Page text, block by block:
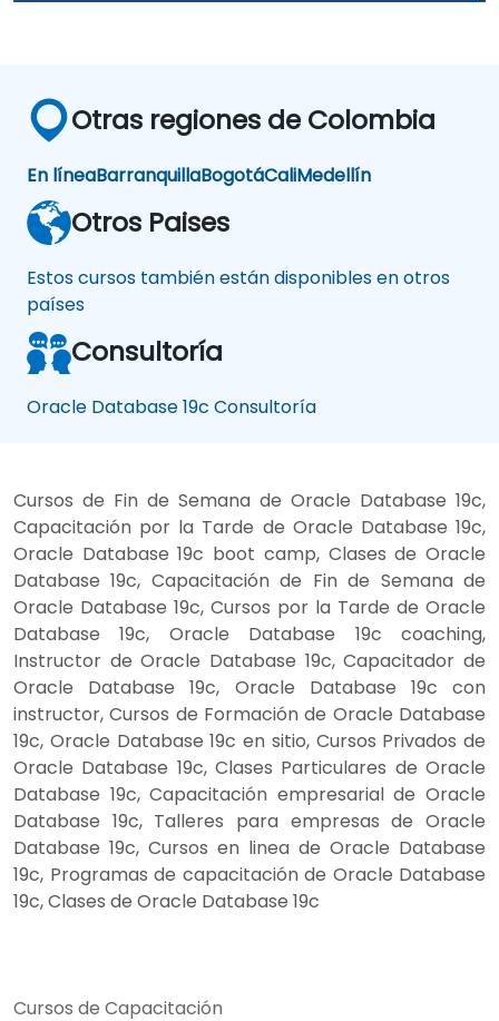
Otras regiones de Colombia
En líneaBarranquillaBogotáCaliMedellín
Otros Paises
Estos cursos también están disponibles en otros
países
Consultoría
Oracle Database 19c Consultoría
Cursos de Fin de Semana de Oracle Database 19c,
Capacitación por la Tarde de Oracle Database 19c,
Oracle Database 19c boot camp, Clases de Oracle
Database 19c, Capacitación de Fin de Semana de
Oracle Database 19c, Cursos por la Tarde de Oracle
Database 19c, Oracle Database 19c coaching,
Instructor de Oracle Database 19c, Capacitador de
Oracle Database 19c, Oracle Database 19c con
instructor, Cursos de Formación de Oracle Database
19c, Oracle Database 19c en sitio, Cursos Privados de
Oracle Database 19c, Clases Particulares de Oracle
Database 19c, Capacitación empresarial de Oracle
Database 19c, Talleres para empresas de Oracle
Database 19c, Cursos en linea de Oracle Database
19c, Programas de capacitación de Oracle Database
19c, Clases de Oracle Database 19c
Cursos de Capacitación